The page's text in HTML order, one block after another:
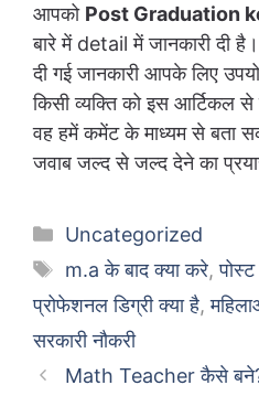
आपको Post Graduation
बारे में detail में जानकारी दी है।
दी गई जानकारी आपके लिए
किसी व्यक्ति को इस आर्टिकल
वह हमें कमेंट के माध्यम से बता
जवाब जल्द से जल्द देने का
Categories
Uncategorized
Tags
m.a के बाद क्या करे,
प्रोफेशनल डिग्री क्या है,
सरकारी नौकरी
Math Teacher कैसे